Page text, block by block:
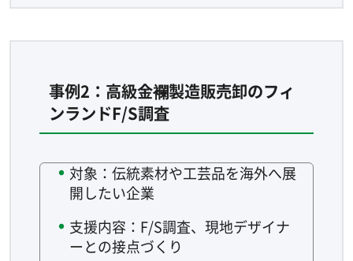
事例2：高級金襴製造販売卸のフィ
ンランドF/S調査
対象：伝統素材や工芸品を海外へ展
開したい企業
支援内容：F/S調査、現地デザイナ
ーとの接点づくり